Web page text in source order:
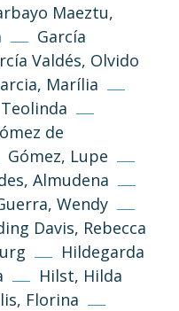
Maeztu,
García
Valdés, Olvido
Marília
de
Gómez, Lupe
Almudena
Wendy
Davis, Rebecca
Hildegarda
Hilst, Hilda
Florina